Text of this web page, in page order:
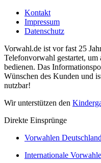
Kontakt
Impressum
Datenschutz
Vorwahl.de ist vor fast 25
Telefonvorwahl gestartet,
bedienen. Das
Wünschen des Kunden und
nutzbar!
Wir unterstützen den
Direkte Einsprünge
Vorwahlen Deutschland
Internationale